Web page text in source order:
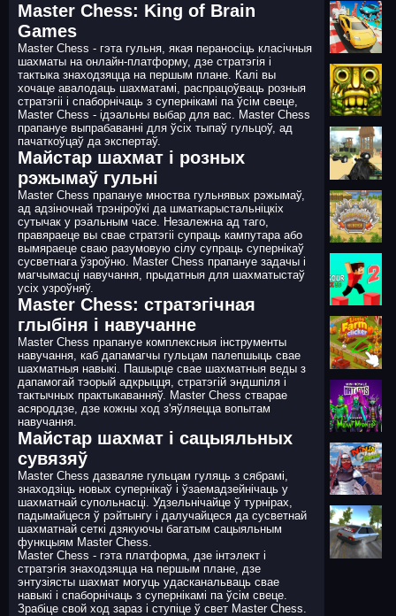
Master Chess: King of Brain
Games
Master Chess - гэта гульня, якая пераносіць класічныя
шахматы на онлайн-платформу, дзе стратэгія і
тактыка знаходзяцца на першым плане. Калі вы
хочаце авалодаць шахматамі, распрацоўваць розныя
стратэгіі і спаборнічаць з супернікамі па ўсім свеце,
Master Chess - ідэальны выбар для вас. Master Chess
прапануе выпрабаванні для ўсіх тыпаў гульцоў, ад
пачаткоўцаў да экспертаў.
Майстар шахмат і розных
рэжымаў гульні
Master Chess прапануе мноства гульнявых рэжымаў,
ад адзіночнай трэніроўкі да шматкарыстальніцкіх
сутычак у рэальным часе. Незалежна ад таго,
правяраеце вы свае стратэгіі супраць кампутара або
вымяраеце сваю разумовую сілу супраць супернікаў
сусветнага ўзроўню. Master Chess прапануе задачы і
магчымасці навучання, прыдатныя для шахматыстаў
усіх узроўняў.
Master Chess: стратэгічная
глыбіня і навучанне
Master Chess прапануе комплексныя інструменты
навучання, каб дапамагчы гульцам палепшыць свае
шахматныя навыкі. Пашырце свае шахматныя веды з
дапамогай тэорый адкрыцця, стратэгій эндшпіля і
тактычных практыкаванняў. Master Chess стварае
асяроддзе, дзе кожны ход з'яўляецца вопытам
навучання.
Майстар шахмат і сацыяльных
сувязяў
Master Chess дазваляе гульцам гуляць з сябрамі,
знаходзіць новых супернікаў і ўзаемадзейнічаць у
шахматнай супольнасці. Удзельнічайце ў турнірах,
падымайцеся ў рэйтынгу і далучайцеся да сусветнай
шахматнай сеткі дзякуючы багатым сацыяльным
функцыям Master Chess.
Master Chess - гэта платформа, дзе інтэлект і
стратэгія знаходзяцца на першым плане, дзе
энтузіясты шахмат могуць удасканальваць свае
навыкі і спаборнічаць з супернікамі па ўсім свеце.
Зрабіце свой ход зараз і ступіце ў свет Master Chess.